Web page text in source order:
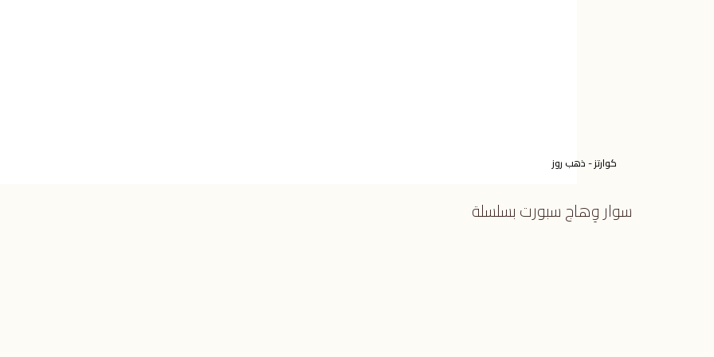
كوارتز - ذهب روز
سوار وِهاج سبورت بسلسلة